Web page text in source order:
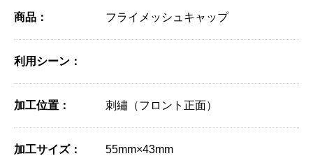
商品： フライメッシュキャップ
利用シーン：
加工位置： 刺繡（フロント正面）
加工サイズ： 55mm×43mm